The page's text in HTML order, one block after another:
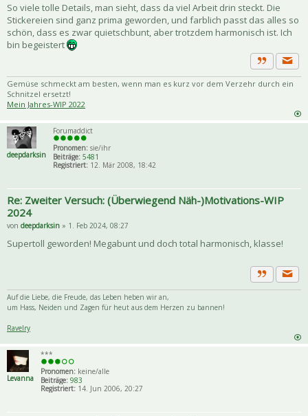
So viele tolle Details, man sieht, dass da viel Arbeit drin steckt. Die
Stickereien sind ganz prima geworden, und farblich passt das alles so
schön, dass es zwar quietschbunt, aber trotzdem harmonisch ist. Ich
bin begeistert
Zitat
Gemüse schmeckt am besten, wenn man es kurz vor dem Verzehr durch ein
Schnitzel ersetzt!
Mein Jahres-WIP 2022
deepdarksin
Forumaddict
Pronomen: sie/ihr
Beiträge: 5481
Registriert: 12. Mär 2008, 18:42
Re: Zweiter Versuch: (Überwiegend Näh-)Motivations-WIP
2024
von deepdarksin » 1. Feb 2024, 08:27
Supertoll geworden! Megabunt und doch total harmonisch, klasse!
Zitat
Auf die Liebe, die Freude, das Leben heben wir an,
um Hass, Neiden und Zagen für heut aus dem Herzen zu bannen!
Ravelry
Levanna
***
Pronomen: keine/alle
Beiträge: 983
Registriert: 14. Jun 2006, 20:27